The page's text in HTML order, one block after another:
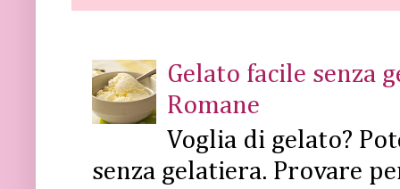
Gelato facile senza
Romane
Voglia di gelato?
senza gelatiera. Provare